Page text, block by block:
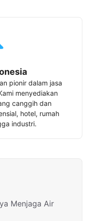
pionir dalam jasa
menyediakan
canggih dan
hotel, rumah
industri.
Menjaga Air